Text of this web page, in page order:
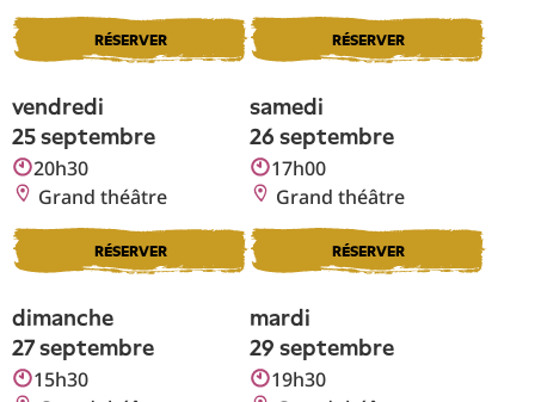
RÉSERVER RÉSERVER
vendredi
25 septembre
20h30
Grand théâtre
RÉSERVER
samedi
26 septembre
17h00
Grand théâtre
RÉSERVER
dimanche
27 septembre
15h30
mardi
29 septembre
19h30